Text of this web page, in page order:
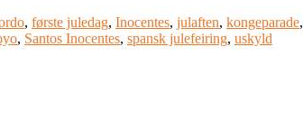
, første juledag, Inocentes, julaften, kongeparade,
, Santos Inocentes, spansk julefeiring, uskyld